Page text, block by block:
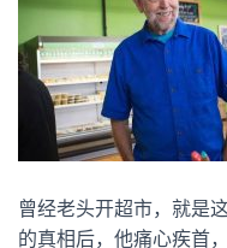
曾经老头开超市，就是
的真相后，他痛心疾首